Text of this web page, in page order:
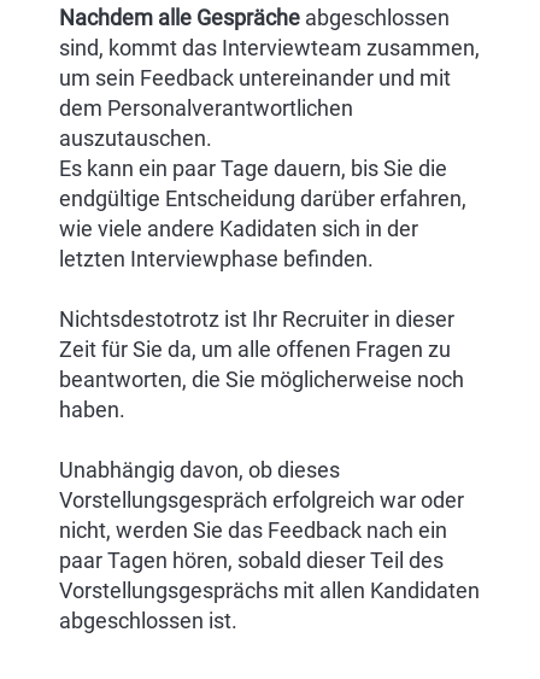
Nachdem alle Gespräche abgeschlossen
sind, kommt das Interviewteam zusammen,
um sein Feedback untereinander und mit
dem Personalverantwortlichen
auszutauschen.
Es kann ein paar Tage dauern, bis Sie die
endgültige Entscheidung darüber erfahren,
wie viele andere Kadidaten sich in der
letzten Interviewphase befinden.
Nichtsdestotrotz ist Ihr Recruiter in dieser
Zeit für Sie da, um alle offenen Fragen zu
beantworten, die Sie möglicherweise noch
haben.
Unabhängig davon, ob dieses
Vorstellungsgespräch erfolgreich war oder
nicht, werden Sie das Feedback nach ein
paar Tagen hören, sobald dieser Teil des
Vorstellungsgesprächs mit allen Kandidaten
abgeschlossen ist.